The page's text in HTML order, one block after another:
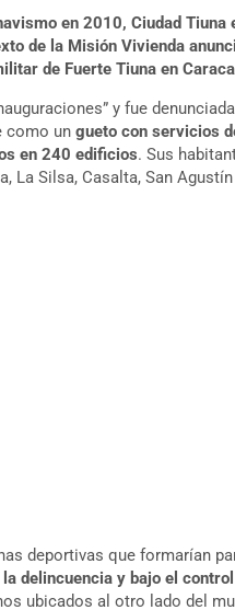
en 2010, Ciudad
de la Misión Vivienda
de Fuerte Tiuna en
y fue
como un gueto con servicios
en 240 edificios. Sus
La Silsa, Casalta, San
deportivas que formarían
delincuencia y bajo el
ubicados al otro lado del